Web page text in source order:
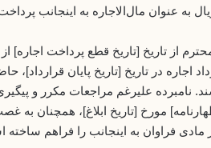
به عنوان مال‌الاجاره به اینجانب
از تاریخ [تاریخ قطع پرداخت اجاره]
اجاره در تاریخ [تاریخ پایان
نامبرده علیرغم مراجعات مکرر و
مورخ [تاریخ ابلاغ]، همچنان
فراوان به اینجانب را فراهم